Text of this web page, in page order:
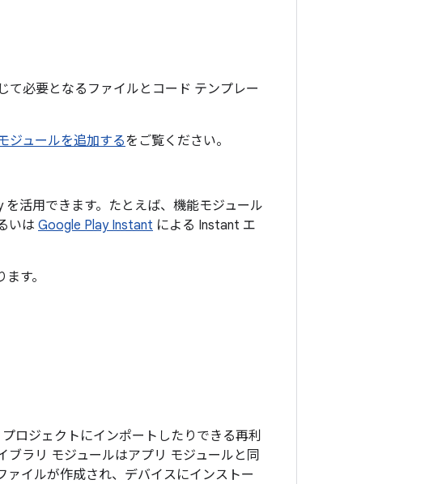
て必要となるファイルとコード テンプレー
ジュールを追加するをご覧ください。
活用できます。たとえば、機能モジュール
いは Google Play Instant による Instant エ
す。
ロジェクトにインポートしたりできる再利
ラリ モジュールはアプリ モジュールと同
ァイルが作成され、デバイスにインストー